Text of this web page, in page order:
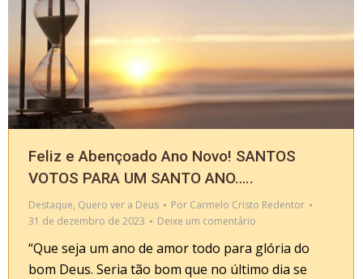
Feliz e Abençoado Ano Novo! SANTOS
VOTOS PARA UM SANTO ANO…..
Destaque, Quero ver a Deus Por Carmelo Cristo Redentor
31 de dezembro de 2023
Deixe um comentário
“Que seja um ano de amor todo para glória do
bom Deus. Seria tão bom que no último dia se